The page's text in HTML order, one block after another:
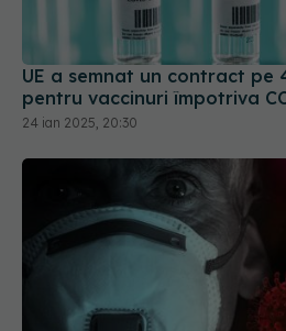
UE a semnat un contract pe
pentru vaccinuri împotriva
24 ian 2025, 20:30